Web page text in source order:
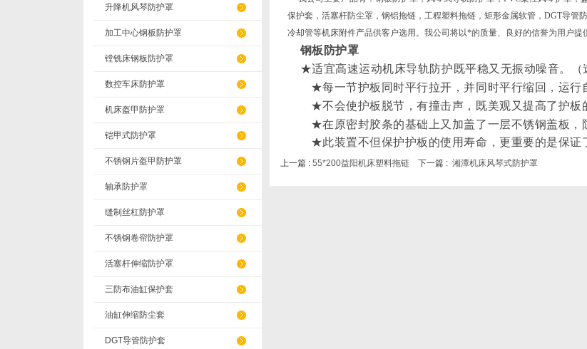
升降机风琴防护罩
加工中心钢板防护罩
镗铣床钢板防护罩
数控车床防护罩
机床盔甲防护罩
铠甲式防护罩
不锈钢片盔甲防护罩
轴承防护罩
缝制丝杠防护罩
不锈钢卷帘防护罩
活塞杆伸缩防护罩
三防布油缸保护套
油缸伸缩防尘套
DGT导管防护套
保护套，活塞杆防尘罩，钢铝拖链，工程塑料拖链，矩形金属软管， DGT导管
冷却管等机床附件产品供客户选用。我公司将以*的质量、良好的信誉为用户提
钢板防护罩
★适宜高速运动机床导轨防护既平稳又无振动噪音。（
★每一节护板同时平行拉开，并同时平行缩回，运行
★不会使护板脱节，有撞击声，既美观又提高了护板
★在原密封胶条的基础上又加盖了一层不锈钢盖板，
★此装置不但保护护板的使用寿命，更重要的是保证
上一篇 : 55*200益阳机床塑料拖链下一篇 : 湘潭机床风琴式防护罩